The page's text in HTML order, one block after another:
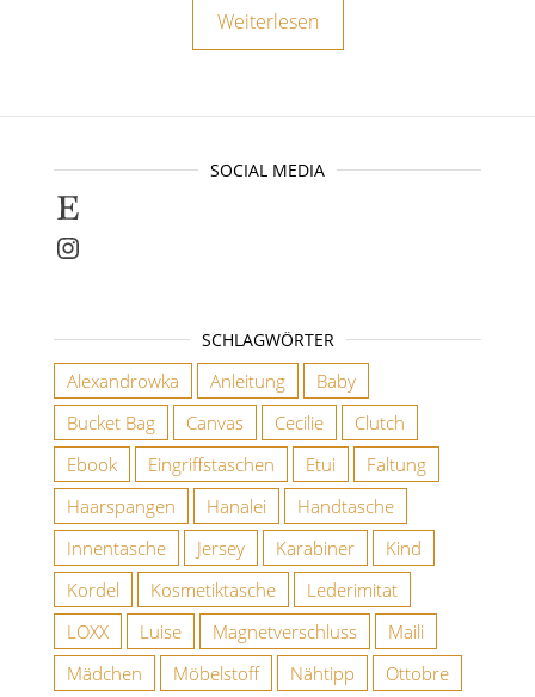
Weiterlesen
SOCIAL MEDIA
Selbstgenähte Unikate findet ihr bei
Instagram
SCHLAGWÖRTER
Alexandrowka Anleitung
Baby
Bucket Bag
Canvas Cecilie
Clutch
Ebook
Eingriffstaschen Etui
Faltung
Haarspangen
Hanalei
Handtasche
Innentasche
Jersey Karabiner
Kind
Kordel
Kosmetiktasche
Lederimitat
LOXX
Luise Magnetverschluss
Maili
Mädchen
Möbelstoff Nähtipp
Ottobre